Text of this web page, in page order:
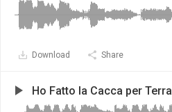
Download Share
Ho Fatto la Cacca per Terra